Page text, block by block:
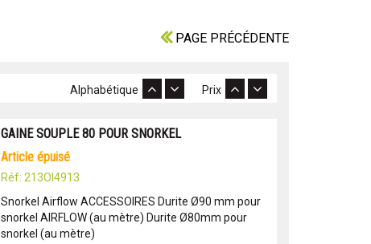
PAGE PRÉCÉDENTE
Prix
Alphabétique
GAINE SOUPLE 80 POUR SNORKEL
article épuisé
Réf: 213OI4913
Snorkel Airflow ACCESSOIRES Durite Ø90 mm pour
snorkel AIRFLOW (au mètre) Durite Ø80mm pour
snorkel (au mètre)